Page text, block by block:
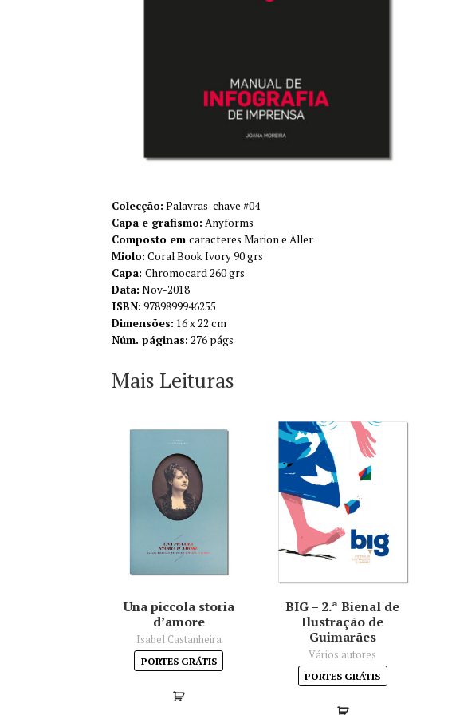
Colecção: Palavras-chave #04
Capa e grafismo: Anyforms
Composto emcaracteres Marion e Aller
Miolo: Coral Book Ivory 90 grs
Capa:Chromocard 260 grs
Data: Nov-2018
ISBN: 9789899946255
Dimensões: 16 x 22 cm
Núm. páginas: 276 págs
Mais Leituras
Una piccola storia
d’amore
Isabel Castanheira
PORTES GRÁTIS
BIG – 2.ª Bienal de
Ilustração de
Guimarães
Vários autores
PORTES GRÁTIS